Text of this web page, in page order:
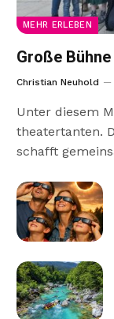
MEHR ERLEBEN
Große
Christian Neuhold
Unter diesem
theatertanten.
schafft